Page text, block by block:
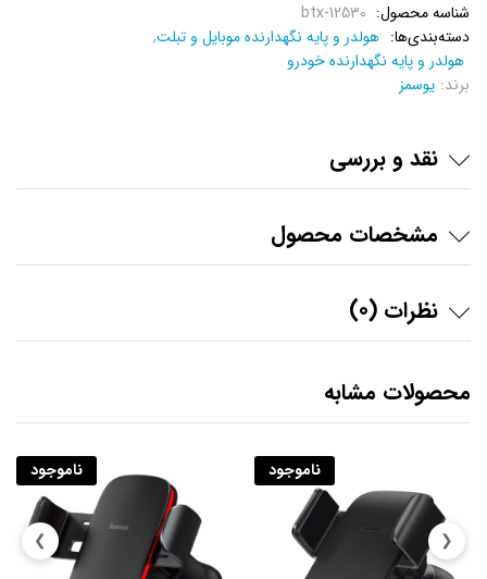
شناسه محصول: btx-12530
دسته‌بندی‌ها: هولدر و پایه نگهدارنده موبایل و تبلت,
هولدر و پایه نگهدارنده خودرو
برند: یوسمز
نقد و بررسی
مشخصات محصول
نظرات (0)
محصولات مشابه
ناموجود ناموجود
❯ ❮